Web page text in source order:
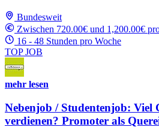
Bundesweit
Zwischen 720.00€ und 1,200.00€
16 - 48 Stunden pro Woche
TOP JOB
mehr lesen
Nebenjob / Studentenjob: Viel
verdienen? Promoter als